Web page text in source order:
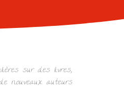
sur des livres,
nouveaux auteurs